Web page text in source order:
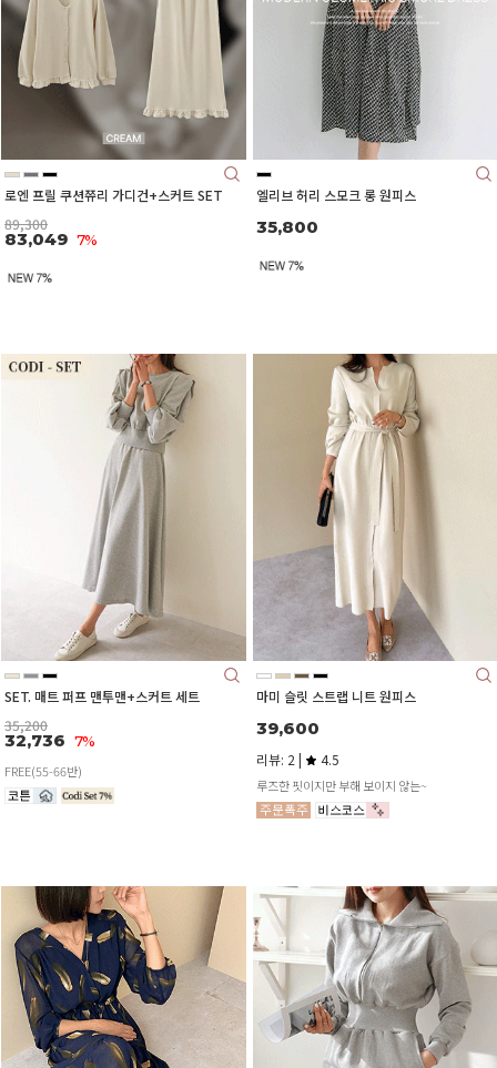
로엔 프릴 쿠션쮸리 가디건+스커트 SET
89,300
83,049 7%
엘리브 허리 스모크 롱 원피스
35,800
SET. 매트 퍼프 맨투맨+스커트 세트
35,200
32,736 7%
FREE(55-66반)
마미 슬릿 스트랩 니트 원피스
39,600
리뷰: 2 | 4.5
루즈한 핏이지만 부해 보이지 않는~